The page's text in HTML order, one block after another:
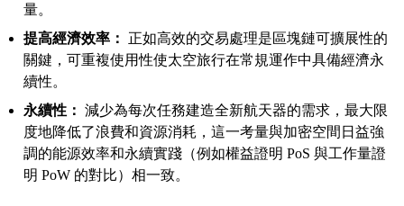
量。
提高經濟效率：
正如高效的交易處理是區塊鏈可擴展性的
關鍵，可重複使用性使太空旅行在常規運作中具備經濟永
續性。
永續性： 減少為每次任務建造全新航天器的需求，最大限
度地降低了浪費和資源消耗，這一考量與加密空間日益強
調的能源效率和永續實踐（例如權益證明 PoS 與工作量證
明 PoW 的對比）相一致。